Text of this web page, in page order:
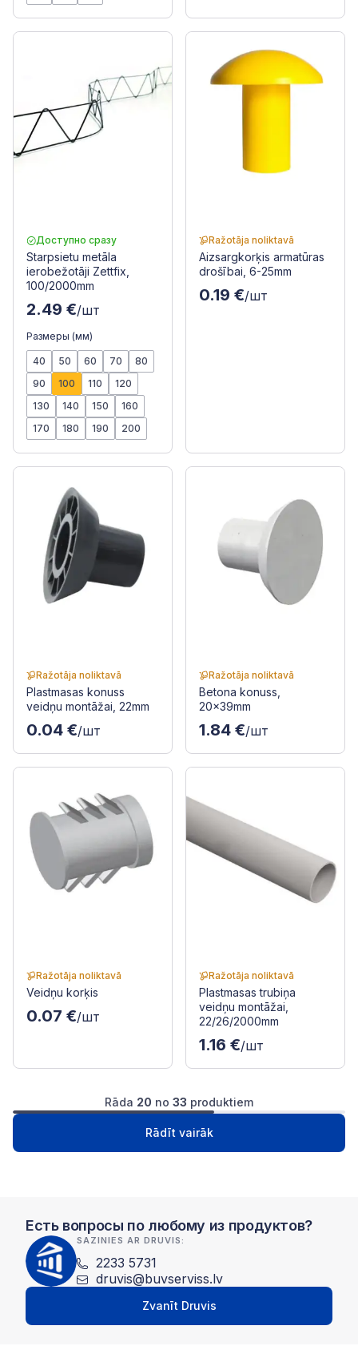
Доступно сразу
Starpsietu metāla
ierobežotāji Zettfix,
100/2000mm
2.49 €/шт
Размеры (мм)
40 50 60 70
80
90
100 110
120
130
140 150
160
170
180 190 200
Ražotāja noliktavā
Aizsargkorķis armatūras
drošībai, 6-25mm
0.19 €/шт
Ražotāja noliktavā
Plastmasas konuss
veidņu montāžai, 22mm
0.04 €/шт
Ražotāja noliktavā
Betona konuss,
20x39mm
1.84 €/шт
Ražotāja noliktavā
Veidņu korķis
0.07 €/шт
Ražotāja noliktavā
Plastmasas trubiņa
veidņu montāžai,
22/26/2000mm
1.16 €/шт
Rāda 20 no 33 produktiem
Rādīt vairāk
1 2 Следущая
Есть вопросы по любому из продуктов?
SAZINIES AR DRUVIS:
2233 5731
druvis@buvserviss.lv
Zvanīt Druvis